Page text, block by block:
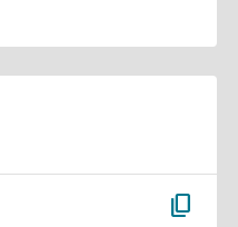
content_copy